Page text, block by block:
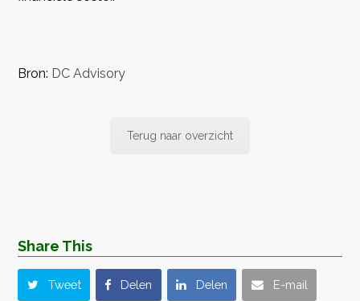
Bron: DC Advisory
Terug naar overzicht
Share This
Tweet Delen Delen E-mail